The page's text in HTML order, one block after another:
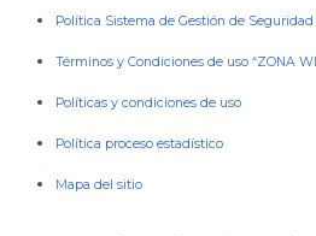
Política Sistema de Gestión de
Términos y Condiciones de uso “ZONA
Políticas y condiciones de uso
Política proceso estadístico
Mapa del sitio